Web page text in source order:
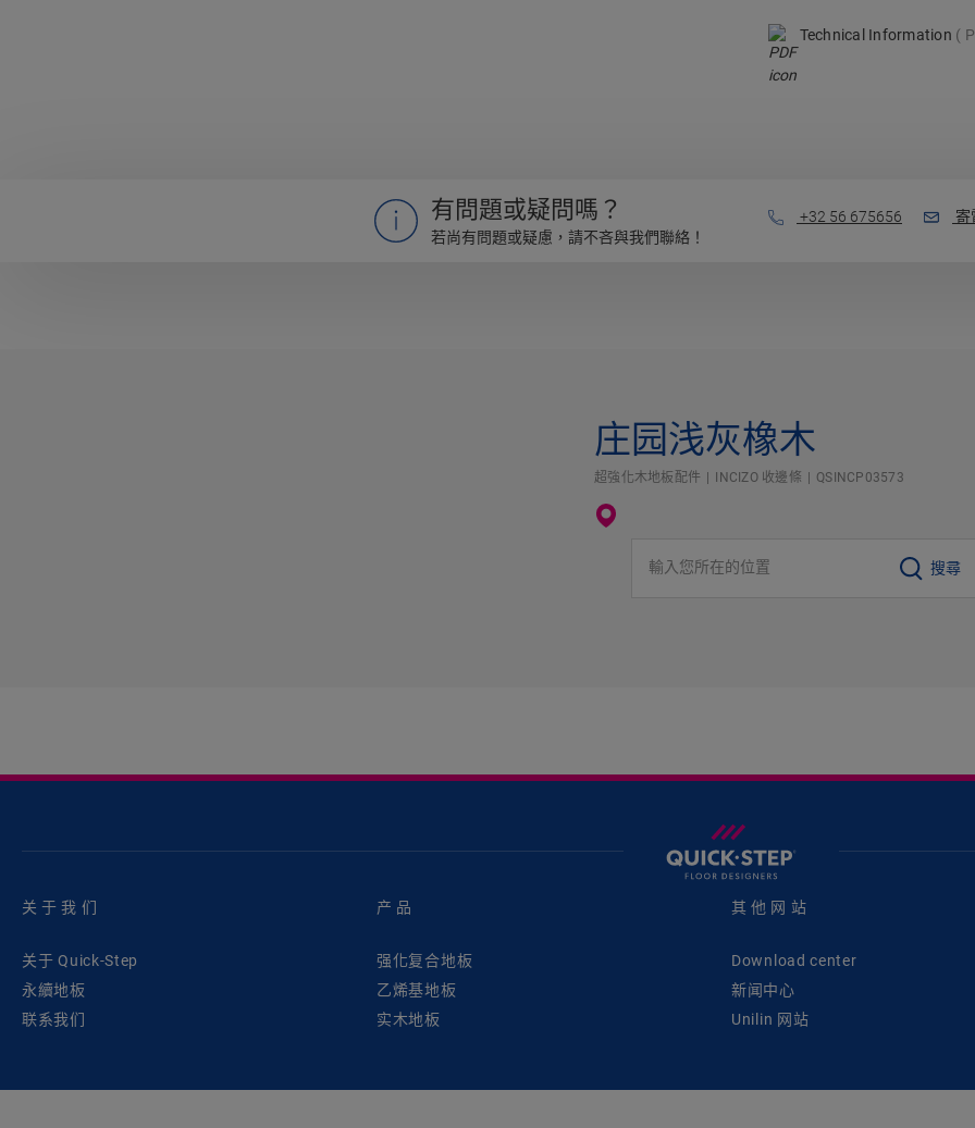
Technical Information
有問題或疑問嗎？
若尚有問題或疑慮，請不吝與我們聯絡！
+32 56 675656 寄
庄园浅灰橡木
超強化木地板配件 INCIZO 收邊條 QSINCP03573
搜尋
关于我们
关于 Quick-Step
永續地板
联系我们
产品
强化复合地板
乙烯基地板
实木地板
其他网站
Download center
新闻中心
Unilin 网站